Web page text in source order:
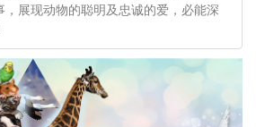
，展现动物的聪明及忠诚的爱，必能深